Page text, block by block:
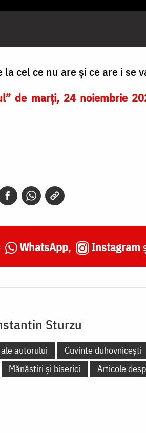
cel ce nu are și ce are i se
de marți, 24 noiembrie
WhatsApp, Instagram
Sturzu
autorului Cuvinte duhovnicești
Mănăstiri și biserici Articole